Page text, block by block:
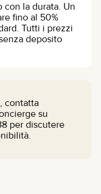
la durata. Un
fino al 50%
Tutti i prezzi
deposito
contatta
su
per discutere